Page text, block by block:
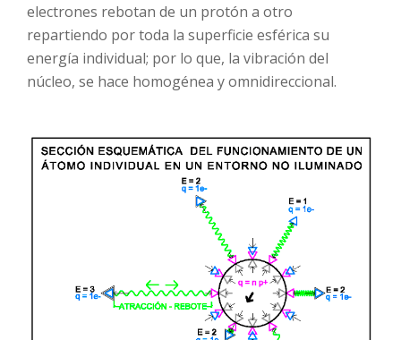
electrones rebotan de un protón a otro
repartiendo por toda la superficie esférica su
energía individual; por lo que, la vibración del
núcleo, se hace homogénea y omnidireccional.